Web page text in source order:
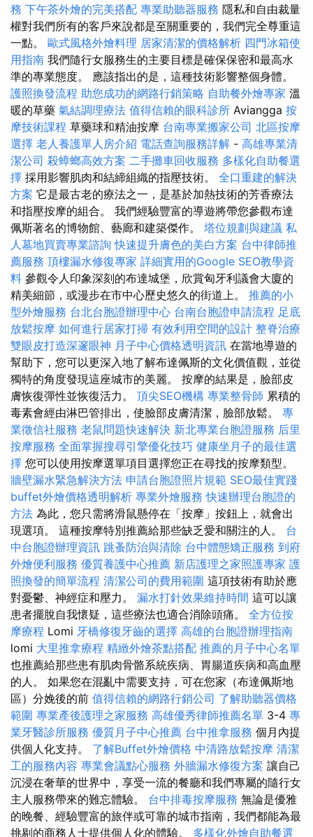
務 下午茶外燴的完美搭配 專業助聽器服務 隱私和自由裁量
權對我們所有的客戶來說都是至關重要的，我們完全尊重這
一點。 歐式風格外燴料理 居家清潔的價格解析 四門冰箱使
用指南 我們隨行女服務生的主要目標是確保保密和最高水
準的專業態度。 應該指出的是，這種技術影響整個身體。
護照換發流程 助您成功的網路行銷策略 自助餐外燴專家 溫
暖的草藥 氣結調理療法 值得信賴的眼科診所 Aviangga 按
摩技術課程 草藥球和精油按摩 台南專業搬家公司 北區按摩
選擇 老人養護單人房介紹 電話查詢服務詳解 - 高雄專業清
潔公司 殺蟑螂高效方案 二手攤車回收服務 多樣化自助餐選
擇 採用影響肌肉和結締組織的指壓技術。 全口重建的解決
方案 它是最古老的療法之一，是基於加熱技術的芳香療法
和指壓按摩的組合。 我們經驗豐富的導遊將帶您參觀布達
佩斯著名的博物館、藝廊和建築傑作。 塔位規劃與建議 私
人墓地買賣專業諮詢 快速提升膚色的美白方案 台中律師推
薦服務 頂樓漏水修復專家 詳細實用的Google SEO教學資
料 參觀令人印象深刻的布達城堡，欣賞匈牙利議會大廈的
精美細節，或漫步在市中心歷史悠久的街道上。 推薦的小
型外燴服務 台北台胞證辦理中心 台南台胞證申請流程 足底
放鬆按摩 如何進行居家打掃 有效利用空間的設計 整脊治療
雙眼皮打造深邃眼神 月子中心價格透明資訊 在當地導遊的
幫助下，您可以更深入地了解布達佩斯的文化價值觀，並從
獨特的角度發現這座城市的美麗。 按摩的結果是，臉部皮
膚恢復彈性並恢復活力。 頂尖SEO機構 專業整骨師 累積的
毒素會經由淋巴管排出，使臉部皮膚清潔，臉部放鬆。 專
業徵信社服務 老鼠問題快速解決 新北專業台胞證服務 后里
按摩服務 全面掌握搜尋引擎優化技巧 健康坐月子的最佳選
擇 您可以使用按摩選單項目選擇您正在尋找的按摩類型。
牆壁漏水緊急解決方法 申請台胞證照片規範 SEO最佳實踐
buffet外燴價格透明解析 專業外燴服務 快速辦理台胞證的
方法 為此，您只需將滑鼠懸停在「按摩」按鈕上，就會出
現選項。 這種按摩特別推薦給那些缺乏愛和關注的人。 台
中台胞證辦理資訊 跳蚤防治與清除 台中體態矯正服務 到府
外燴便利服務 優質養護中心推薦 新店護理之家照護專家 護
照換發的簡單流程 清潔公司的費用範圍 這項技術有助於應
對憂鬱、神經症和壓力。 漏水打針效果維持時間 這可以讓
患者擺脫自我懷疑，這些療法也適合消除頭痛。 全方位按
摩療程 Lomi 牙橋修復牙齒的選擇 高雄的台胞證辦理指南
lomi 大里推拿療程 精緻外燴茶點搭配 推薦的月子中心名單
也推薦給那些患有肌肉骨骼系統疾病、胃腸道疾病和高血壓
的人。 如果您在混亂中需要支持，可在您家（布達佩斯地
區）分娩後的前 值得信賴的網路行銷公司 了解助聽器價格
範圍 專業產後護理之家服務 高雄優秀律師推薦名單 3-4 專
業牙醫診所服務 優質月子中心推薦 台中推拿服務 個月內提
供個人化支持。 了解Buffet外燴價格 中清路放鬆按摩 清潔
工的服務內容 專業會議點心服務 外牆漏水修復方案 讓自己
沉浸在奢華的世界中，享受一流的餐廳和我們專屬的隨行女
主人服務帶來的難忘體驗。 台中排毒按摩服務 無論是優雅
的晚餐、經驗豐富的旅伴或可靠的城市指南，我們都能為最
挑剔的商務人士提供個人化的體驗。 多樣化外燴自助餐選